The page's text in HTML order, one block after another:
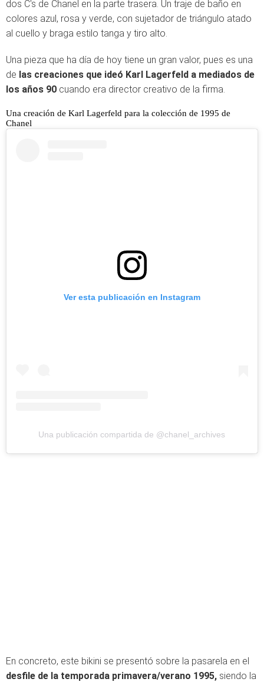
dos C's de Chanel en la parte trasera. Un traje de baño en
colores azul, rosa y verde, con sujetador de triángulo atado
al cuello y braga estilo tanga y tiro alto.
Una pieza que ha día de hoy tiene un gran valor, pues es una
de las creaciones que ideó Karl Lagerfeld a mediados de
los años 90 cuando era director creativo de la firma.
Una creación de Karl Lagerfeld para la colección de 1995 de
Chanel
Ver esta publicación en Instagram
Una publicación compartida de @chanel_archives
En concreto, este bikini se presentó sobre la pasarela en el
desfile de la temporada primavera/verano 1995, siendo la